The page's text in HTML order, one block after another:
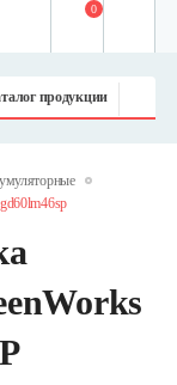
продукции
0